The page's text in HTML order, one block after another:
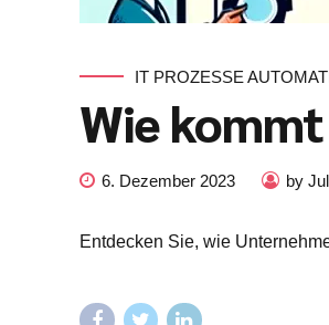
IT PROZESSE
Wie kommt
6. Dezember 2023 by
Entdecken Sie, wie